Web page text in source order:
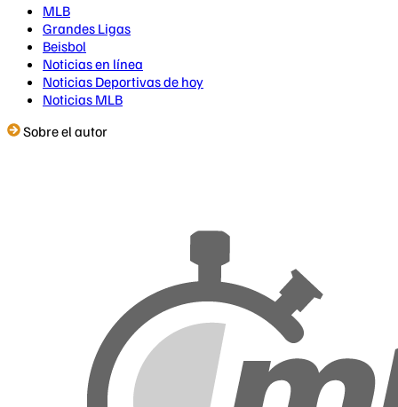
MLB
Grandes Ligas
Beisbol
Noticias en línea
Noticias Deportivas de hoy
Noticias MLB
Sobre el autor